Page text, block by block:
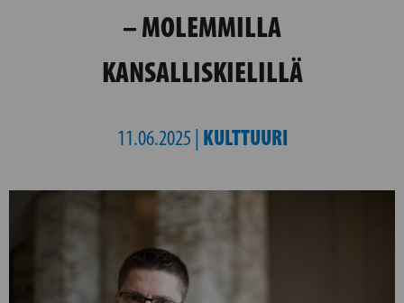
– MOLEMMILLA
KANSALLISKIELILLÄ
11.06.2025 | KULTTUURI